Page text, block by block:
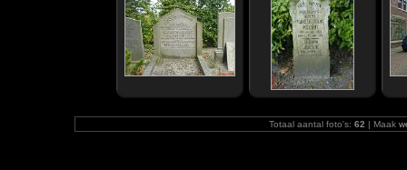
Totaal aantal foto's: 62 | Maak